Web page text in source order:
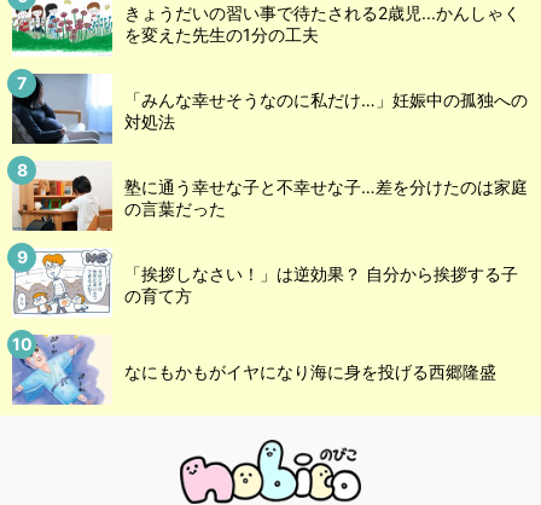
きょうだいの習い事で待たされる2歳児...かんしゃく
を変えた先生の1分の工夫
「みんな幸せそうなのに私だけ…」妊娠中の孤独への
対処法
塾に通う幸せな子と不幸せな子…差を分けたのは家庭
の言葉だった
「挨拶しなさい！」は逆効果？ 自分から挨拶する子
の育て方
なにもかもがイヤになり海に身を投げる西郷隆盛